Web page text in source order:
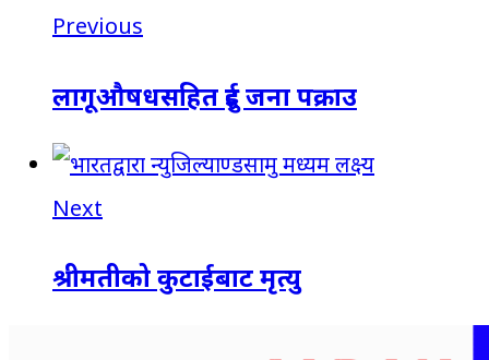
Previous
लागूऔषधसहित दुई जना पक्राउ
Next
श्रीमतीको कुटाईबाट मृत्यु